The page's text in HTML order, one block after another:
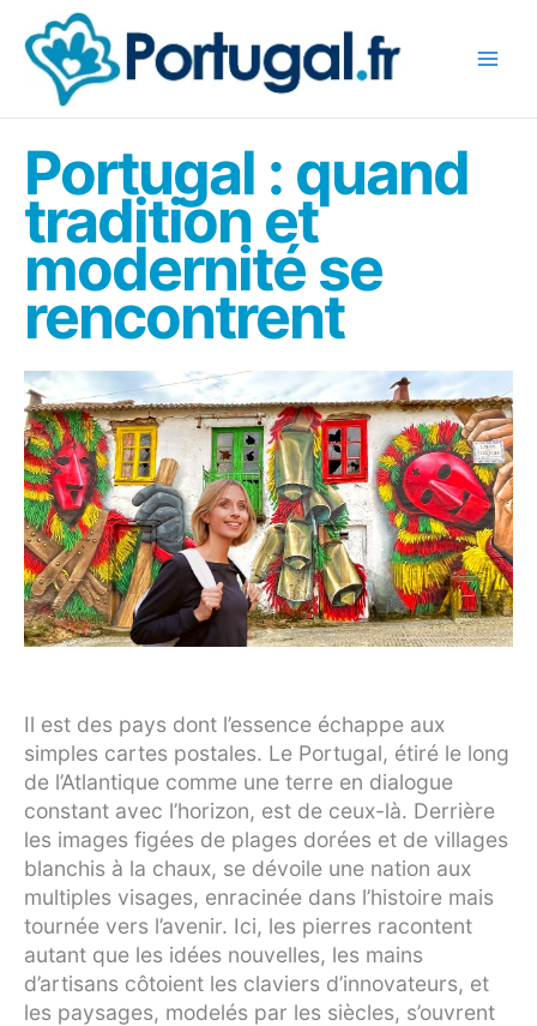
contenu
Portugal : quand
tradition et
modernité se
rencontrent
Il est des pays dont l’essence échappe aux
simples cartes postales. Le Portugal, étiré le long
de l’Atlantique comme une terre en dialogue
constant avec l’horizon, est de ceux-là. Derrière
les images figées de plages dorées et de villages
blanchis à la chaux, se dévoile une nation aux
multiples visages, enracinée dans l’histoire mais
tournée vers l’avenir. Ici, les pierres racontent
autant que les idées nouvelles, les mains
d’artisans côtoient les claviers d’innovateurs, et
les paysages, modelés par les siècles, s’ouvrent